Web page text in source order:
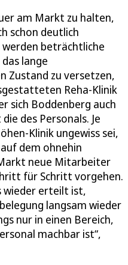
am Markt zu halten,
schon deutlich
werden beträchtliche
lange
Zustand zu versetzen,
Reha-Klinik
sich Boddenberg auch
des Personals. Je
Klinik ungewiss sei,
dem ohnehin
neue Mitarbeiter
für Schritt vorgehen.
wieder erteilt ist,
langsam wieder
nur in einen Bereich,
machbar ist“,